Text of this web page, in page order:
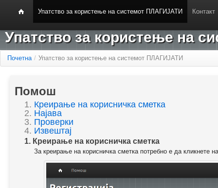
Упатство за користење на системот ПЛАГИЈАТИ Контакт
Упатство за користење на
Почетна / Упатство за користење на системот ПЛАГИЈАТИ
Помош
1. Креирање на корисничка сметка
2. Најава
3. Проверки
4. Извештај
1. Креирање на корисничка сметка
За креирање на корисничка сметка потребно е да кликнете